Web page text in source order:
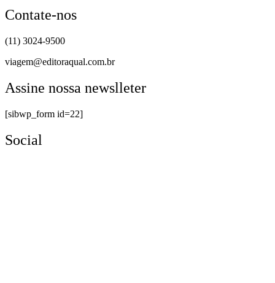
Contate-nos
(11) 3024-9500
viagem@editoraqual.com.br
Assine nossa newslleter
[sibwp_form id=22]
Social